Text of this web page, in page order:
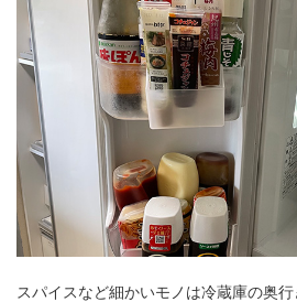
スパイスなど細かいモノは冷蔵庫の奥行